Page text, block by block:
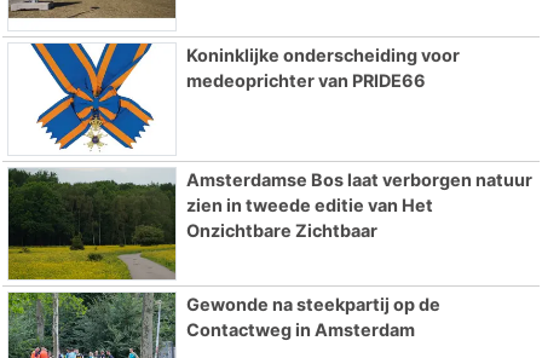
Koninklijke onderscheiding voor
medeoprichter van PRIDE66
Amsterdamse Bos laat verborgen natuur
zien in tweede editie van Het
Onzichtbare Zichtbaar
Gewonde na steekpartij op de
Contactweg in Amsterdam